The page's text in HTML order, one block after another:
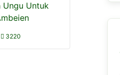
Ungu Untuk
3220